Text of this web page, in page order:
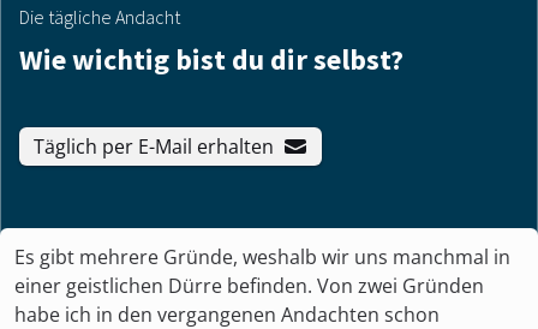
Die tägliche Andacht
Wie wichtig bist du dir selbst?
Täglich per E-Mail erhalten
Es gibt mehrere Gründe, weshalb wir uns manchmal in
einer geistlichen Dürre befinden. Von zwei Gründen
habe ich in den vergangenen Andachten schon